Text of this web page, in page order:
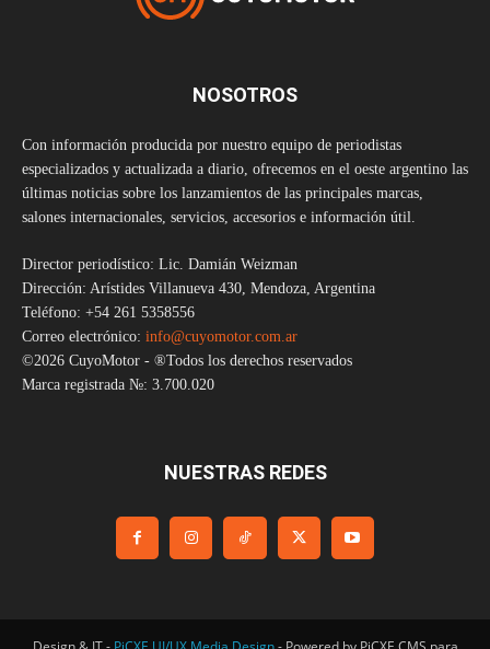
NOSOTROS
Con información producida por nuestro equipo de periodistas
especializados y actualizada a diario, ofrecemos en el oeste argentino las
últimas noticias sobre los lanzamientos de las principales marcas,
salones internacionales, servicios, accesorios e información útil.
Director periodístico: Lic. Damián Weizman
Dirección: Arístides Villanueva 430, Mendoza, Argentina
Teléfono: +54 261 5358556
Correo electrónico: info@cuyomotor.com.ar
©2026 CuyoMotor - ®Todos los derechos reservados
Marca registrada №: 3.700.020
NUESTRAS REDES